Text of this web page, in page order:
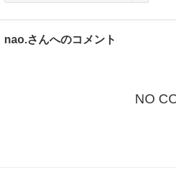
nao.さんへのコメント
NO